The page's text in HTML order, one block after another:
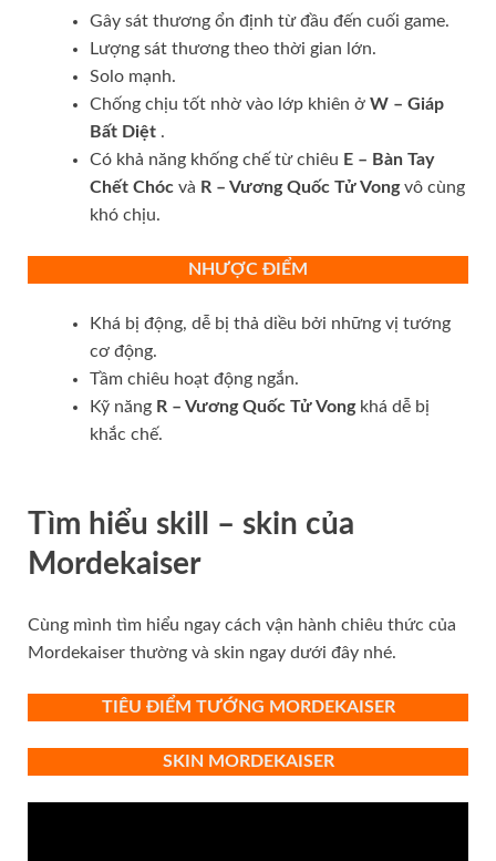
Gây sát thương ổn định từ đầu đến cuối game.
Lượng sát thương theo thời gian lớn.
Solo mạnh.
Chống chịu tốt nhờ vào lớp khiên ở W – Giáp
Bất Diệt .
Có khả năng khống chế từ chiêu E – Bàn Tay
Chết Chóc và R – Vương Quốc Tử Vongvô cùng
khó chịu.
NHƯỢC ĐIỂM
Khá bị động, dễ bị thả diều bởi những vị tướng
cơ động.
Tầm chiêu hoạt động ngắn.
Kỹ năng R – Vương Quốc Tử Vongkhá dễ bị
khắc chế.
Tìm hiểu skill – skin của
Mordekaiser
Cùng mình tìm hiểu ngay cách vận hành chiêu thức của
Mordekaiser thường và skin ngay dưới đây nhé.
TIÊU ĐIỂM TƯỚNG MORDEKAISER
SKIN MORDEKAISER